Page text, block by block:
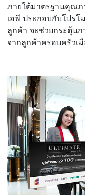
ภายใต้มาตรฐานคุณภ
เอพี ประกอบกับโปรโ
ลูกค้า จะช่วยกระตุ้น
จากลูกค้าครอบครัวเ